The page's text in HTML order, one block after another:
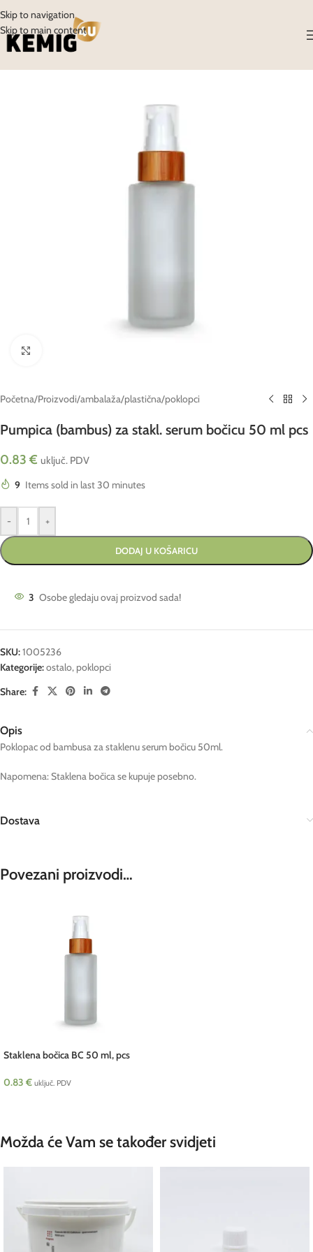
Skip to navigation
Skip to main content
Početna/Proizvodi/ambalaža/plastična/poklopci
Pumpica (bambus) za stakl. serum bočicu 50 ml pcs
0.83 € uključ. PDV
9 Items sold in last 30 minutes
- +
DODAJ U KOŠARICU
3 Osobe gledaju ovaj proizvod sada!
SKU:1005236
Kategorije:ostalo, poklopci
Share:
Opis
Poklopac od bambusa za staklenu serum bočicu 50ml.
Napomena: Staklena bočica se kupuje posebno.
Dostava
Povezani proizvodi…
Staklena bočica BC 50 ml, pcs
0.83 € uključ. PDV
Možda će Vam se također svidjeti